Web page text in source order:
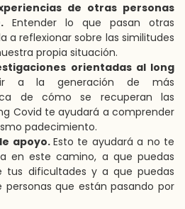
de otras personas
Entender lo que pasan otras
a reflexionar sobre las similitudes
propia situación.
orientadas al long
a la generación de más
de cómo se recuperan las
Covid te ayudará a comprender
padecimiento.
apoyo.Esto te ayudará a no te
en este camino, a que puedas
tus dificultades y a que puedas
personas que están pasando por